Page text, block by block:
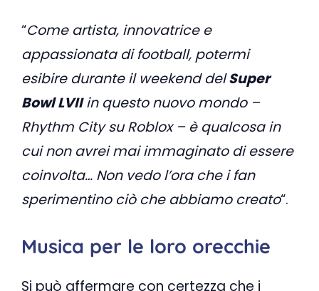
“Come artista, innovatrice e
appassionata di football, potermi
esibire durante il weekend delSuper
Bowl LVIIin questo nuovo mondo –
Rhythm City su Roblox – è qualcosa in
cui non avrei mai immaginato di essere
coinvolta… Non vedo l’ora che i fan
sperimentino ciò che abbiamo creato“.
Musica per le loro orecchie
Si può affermare con certezza che i